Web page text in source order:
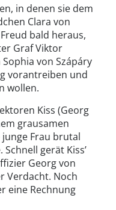
in denen sie dem
Clara von
bald heraus,
Graf Viktor
von Szápáry
vorantreiben und
wollen.
Kiss (Georg
grausamen
Frau brutal
gerät Kiss’
Georg von
Verdacht. Noch
eine Rechnung